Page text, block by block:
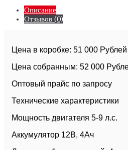
Описание
Отзывов (0)
Цена в коробке: 51 000 Рублей
Цена собранным: 52 000
Оптовый прайс по запросу
Технические характеристики
Мощность двигателя 5-9 л.с.
Аккумулятор 12В, 4Ач